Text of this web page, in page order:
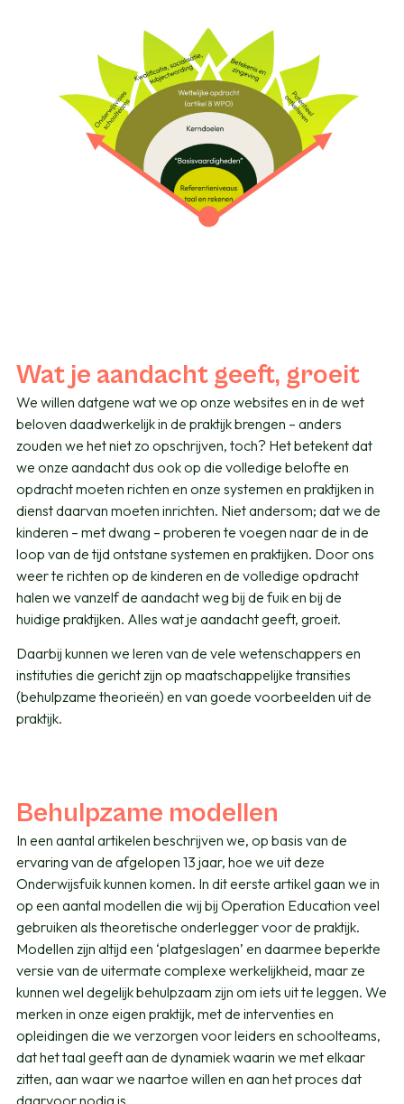
Wat je aandacht geeft, groeit
We willen datgene wat we op onze websites en in de wet
beloven daadwerkelijk in de praktijk brengen – anders
zouden we het niet zo opschrijven, toch? Het betekent dat
we onze aandacht dus ook op die volledige belofte en
opdracht moeten richten en onze systemen en praktijken in
dienst daarvan moeten inrichten. Niet andersom; dat we de
kinderen – met dwang – proberen te voegen naar de in de
loop van de tijd ontstane systemen en praktijken. Door ons
weer te richten op de kinderen en de volledige opdracht
halen we vanzelf de aandacht weg bij de fuik en bij de
huidige praktijken. Alles wat je aandacht geeft, groeit.
Daarbij kunnen we leren van de vele wetenschappers en
instituties die gericht zijn op maatschappelijke transities
(behulpzame theorieën) en van goede voorbeelden uit de
praktijk.
Behulpzame modellen
In een aantal artikelen beschrijven we, op basis van de
ervaring van de afgelopen 13 jaar, hoe we uit deze
Onderwijsfuik kunnen komen. In dit eerste artikel gaan we in
op een aantal modellen die wij bij Operation Education veel
gebruiken als theoretische onderlegger voor de praktijk.
Modellen zijn altijd een ‘platgeslagen’ en daarmee beperkte
versie van de uitermate complexe werkelijkheid, maar ze
kunnen wel degelijk behulpzaam zijn om iets uit te leggen. We
merken in onze eigen praktijk, met de interventies en
opleidingen die we verzorgen voor leiders en schoolteams,
dat het taal geeft aan de dynamiek waarin we met elkaar
zitten, aan waar we naartoe willen en aan het proces dat
daarvoor nodig is.